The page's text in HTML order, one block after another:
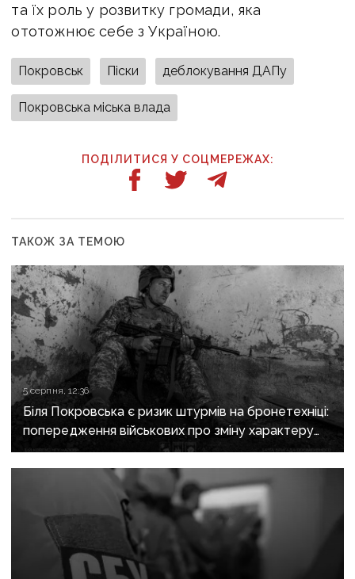
та їх роль у розвитку громади, яка
ототожнює себе з Україною.
Покровськ Піски деблокування ДАПу
Покровська міська влада
ПОДІЛИТИСЯ У СОЦМЕРЕЖАХ:
ТАКОЖ ЗА ТЕМОЮ
5 серпня, 12:36
Біля Покровська є ризик штурмів на бронетехніці:
попередження військових про зміну характеру
боїв на напрямку